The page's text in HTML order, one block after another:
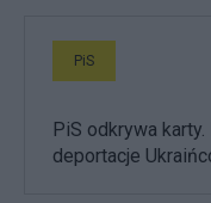
PiS
PiS odkrywa
deportacje